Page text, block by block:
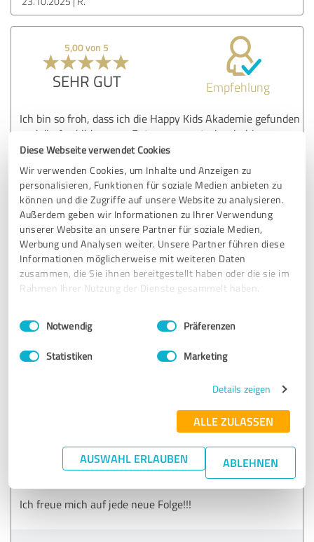
Diese Webseite verwendet Cookies
Wir verwenden Cookies, um Inhalte und Anzeigen zu
personalisieren, Funktionen für soziale Medien anbieten zu
können und die Zugriffe auf unsere Website zu analysieren.
Außerdem geben wir Informationen zu Ihrer Verwendung
unserer Website an unsere Partner für soziale Medien,
Werbung und Analysen weiter. Unsere Partner führen diese
Informationen möglicherweise mit weiteren Daten
zusammen, die Sie ihnen bereitgestellt haben oder die sie im
Rahmen Ihrer Nutzung der Dienste gesammelt haben.
Impressum Datenschutzbestimmungen
Einwilligungsauswahl
Notwendig Präferenzen
Statistiken Marketing
Details zeigen
ALLE ZULASSEN
AUSWAHL ERLAUBEN ABLEHNEN
5,00 von 5
SEHR GUT Empfehlung
Ich bin so froh, dass ich die Happy Kids Akademie gefunden
und die Ausbildung zur Entspannungstrainerin hier
gemacht habe. Sabine macht das so gut, sie ist empathisch,
herzlich und voller Begeisterung und sie vermittelt das
Wissen praxisnah und leicht verständlich. Ob als Skript,
Audio oder Video – jeder kann sich seine bevorzugte
Lernmethode aussuchen und in eigenem Tempo die Module
durcharbeiten. Das zur Verfügung gestellte Material ist
auch sehr umfangreich und wertvoll.
Bei dieser Ausbildung hatte ich sofort das Gefühl, dass ich
danach auch wirklich starten kann. Das tue ich jetzt. :)
Herzlichen Dank!!!
Erfahrungsbericht & Bewertung zu:
HappyKids Akademie
SEHR GUT Empfehlung
Ich freue mich auf jede neue Folge!!!